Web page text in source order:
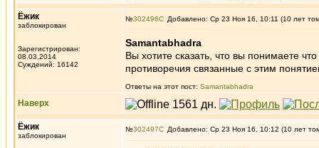
Ёжик
заблокирован
Зарегистрирован:
08.03.2014
Суждений: 16142
№302496 Добавлено: Ср 23 Ноя 16, 10:11 (10 лет
Samantabhadra
Вы хотите сказать, что вы понимаете
противоречия связанные с этим
Ответы на этот пост: Samantabhadra
Наверх
Ёжик
заблокирован
№302497 Добавлено: Ср 23 Ноя 16, 10:12 (10 лет